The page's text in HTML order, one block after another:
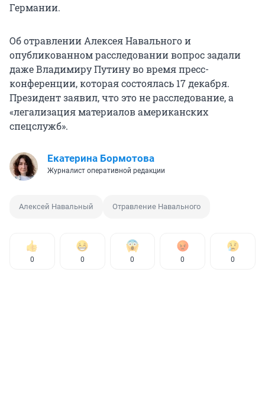
Германии.
Об отравлении Алексея Навального и
опубликованном расследовании вопрос задали
даже Владимиру Путину во время пресс-
конференции, которая состоялась 17 декабря.
Президент заявил, что это не расследование, а
«легализация материалов американских
спецслужб».
Екатерина Бормотова
Журналист оперативной редакции
Алексей Навальный Отравление Навального
0 0 0 0 0